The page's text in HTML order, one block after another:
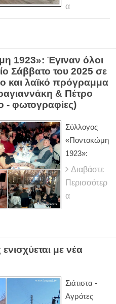
α
1923»: Έγιναν όλοι
Σάββατο του 2025 σε
και λαϊκό πρόγραμμα
& Πέτρο
φωτογραφίες)
Σύλλογος
«Ποντοκώμη
1923»:
Διαβάστε
Περισσότερ
α
με νέα
Σιάτιστα -
Αγρότες